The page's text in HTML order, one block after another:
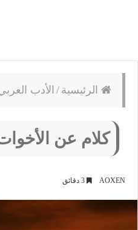
الرئيسية / الأدب
كلام عن
AOXEN